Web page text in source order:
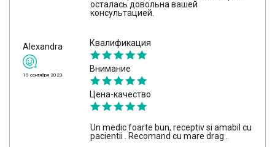
осталась довольна вашей
консультацией.
Alexandra
19 сентября 2023
Квалификация
Внимание
Цена-качество
Un medic foarte bun, receptiv si amabil cu
pacientii . Recomand cu mare drag .